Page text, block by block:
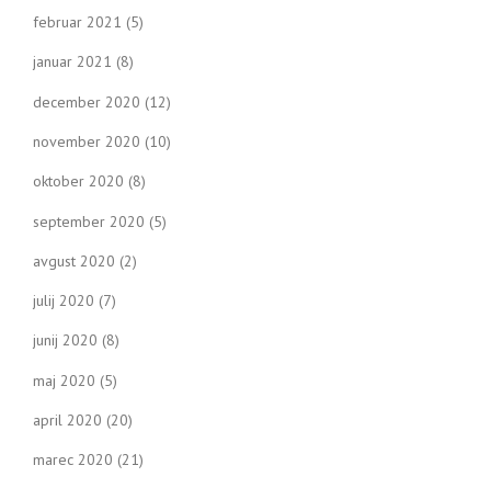
februar 2021 (5)
januar 2021 (8)
december 2020 (12)
november 2020 (10)
oktober 2020 (8)
september 2020 (5)
avgust 2020 (2)
julij 2020 (7)
junij 2020 (8)
maj 2020 (5)
april 2020 (20)
marec 2020 (21)